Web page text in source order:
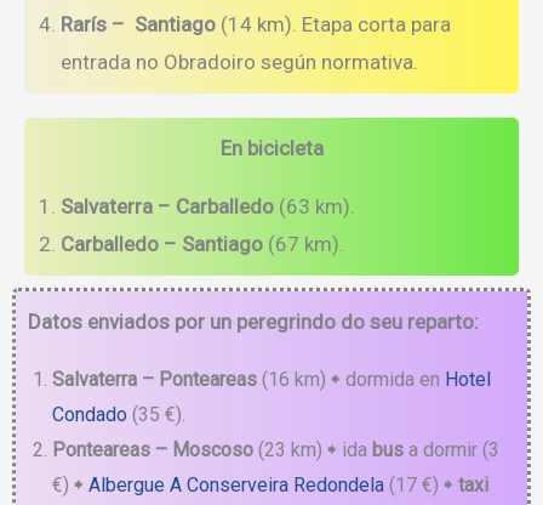
Rarís – Santiago (14 km). Etapa corta para
entrada no Obradoiro según normativa.
En bicicleta
Salvaterra – Carballedo (63 km).
Carballedo – Santiago (67 km).
Datos enviados por un peregrindo do seu reparto:
Salvaterra – Ponteareas (16 km) 🠺 dormida en Hotel
Condado (35 €).
Ponteareas – Moscoso (23 km) 🠺 ida bus a dormir (3
€) 🠺 Albergue A Conserveira Redondela (17 €) 🠺 taxi